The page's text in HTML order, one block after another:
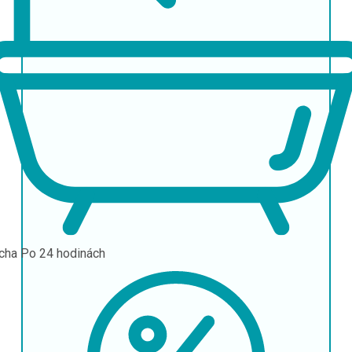
Po 24 hodinách